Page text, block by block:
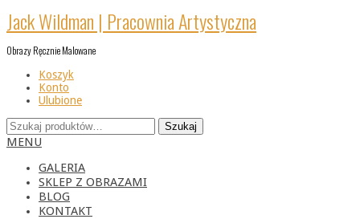
Skip
to
Jack Wildman | Pracownia Artystyczna
Obrazy Ręcznie Malowane
Koszyk
Konto
Ulubione
Szukaj:
Szukaj
Primary
Menu
MENU
GALERIA
SKLEP Z OBRAZAMI
BLOG
KONTAKT